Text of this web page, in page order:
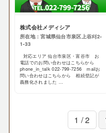
株式会社メディシア
所在地：宮城県仙台市泉区上谷刈2-
1-33
対応エリア 仙台市泉区・富谷市 お
電話でのお問い合わせはこちらから
phone_in_talk 022-799-7256 mailお
問い合わせはこちらから 相続登記が
義務化されました ...
1 / 2